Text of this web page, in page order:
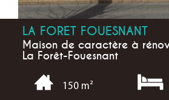
LA FORET FOUESNANT
Maison de caractère à
La Forêt-Fouesnant
150 m²